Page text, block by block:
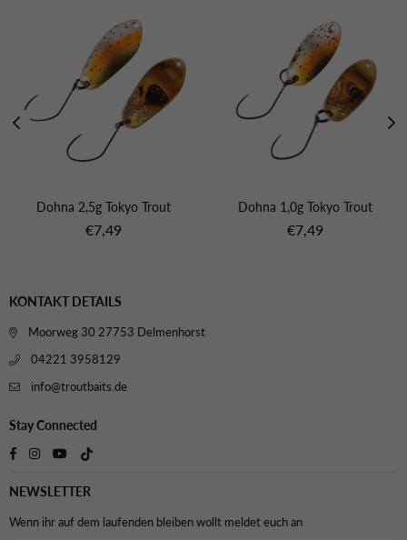
Dohna 2,5g Tokyo Trout
Normaler
€7,49
Dohna 1,0g Tokyo Trout
Normaler
€7,49
KONTAKT DETAILS
Moorweg 30 27753 Delmenhorst
04221 3958129
info@troutbaits.de
Stay Connected
FacebookInstagram
YouTube
NEWSLETTER
Wenn ihr auf dem laufenden bleiben wollt meldet euch an